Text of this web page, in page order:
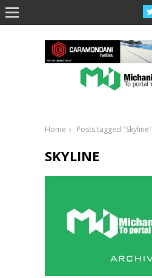
Home Posts tagged "Skyline"
SKYLINE